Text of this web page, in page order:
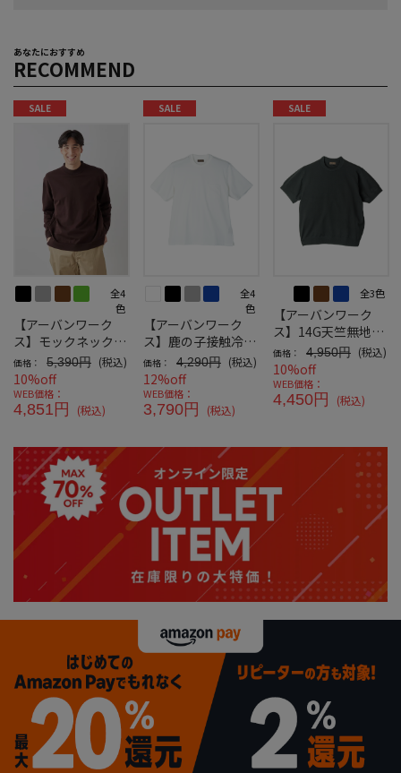
あなたにおすすめ
RECOMMEND
SALE
全4
色
【アーバンワーク
ス】モックネックニ
ット
価格： 5,390円 (税込)
10%off
WEB価格：
4,851円 (税込)
SALE
全4
色
【アーバンワーク
ス】鹿の子接触冷感
Tシャツクルーネッ
ク
価格： 4,290円 (税込)
12%off
WEB価格：
3,790円 (税込)
SALE
全3色
【アーバンワーク
ス】14G天竺無地調
ニットクルーネック
価格： 4,950円 (税込)
10%off
WEB価格：
4,450円 (税込)